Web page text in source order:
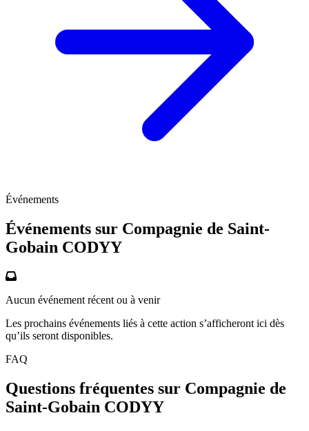
Événements
Événements sur Compagnie de Saint-
Gobain CODYY
Aucun événement récent ou à venir
Les prochains événements liés à cette action s’afficheront ici dès
qu’ils seront disponibles.
FAQ
Questions fréquentes sur Compagnie de
Saint-Gobain CODYY